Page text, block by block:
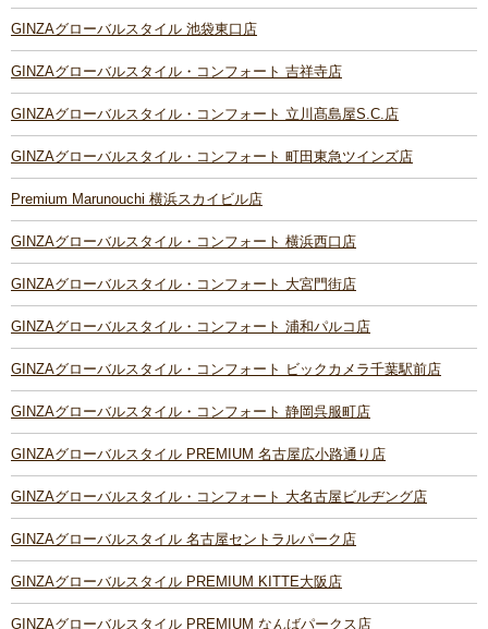
GINZAグローバルスタイル 池袋東口店
GINZAグローバルスタイル・コンフォート 吉祥寺店
GINZAグローバルスタイル・コンフォート 立川髙島屋S.C.店
GINZAグローバルスタイル・コンフォート 町田東急ツインズ店
Premium Marunouchi 横浜スカイビル店
GINZAグローバルスタイル・コンフォート 横浜西口店
GINZAグローバルスタイル・コンフォート 大宮門街店
GINZAグローバルスタイル・コンフォート 浦和パルコ店
GINZAグローバルスタイル・コンフォート ビックカメラ千葉駅前店
GINZAグローバルスタイル・コンフォート 静岡呉服町店
GINZAグローバルスタイル PREMIUM 名古屋広小路通り店
GINZAグローバルスタイル・コンフォート 大名古屋ビルヂング店
GINZAグローバルスタイル 名古屋セントラルパーク店
GINZAグローバルスタイル PREMIUM KITTE大阪店
GINZAグローバルスタイル PREMIUM なんばパークス店